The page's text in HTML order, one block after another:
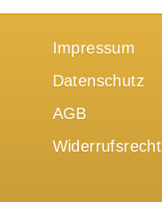
Impressum
Datenschutz
AGB
Widerrufsrecht